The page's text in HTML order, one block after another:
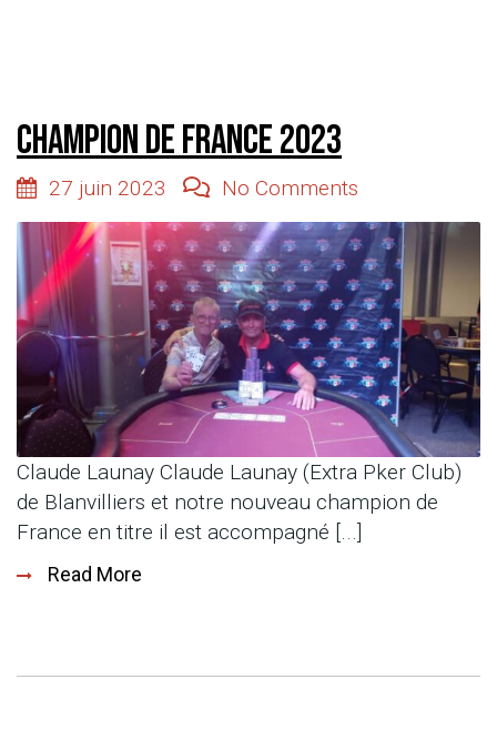
Champion de France 2023
27 juin 2023 No Comments
Claude Launay Claude Launay (Extra Pker Club)
de Blanvilliers et notre nouveau champion de
France en titre il est accompagné [...]
Read More